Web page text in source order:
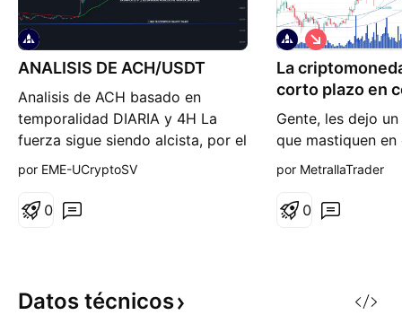
ANALISIS DE ACH/USDT
Analisis de ACH basado en
temporalidad DIARIA y 4H La
fuerza sigue siendo alcista, por el
momento se encuentra en un
buscar la zona de compra
por EME-UCryptoSV
0
La
corto plazo en
Gente, les dejo
que mastiquen
ACH pegó un
plazo, pero en
cómodo en
C
o
r
t
o
por MetrallaTrader
0
Datos técnicos